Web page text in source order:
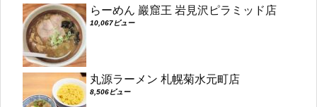
らーめん 巖窟王 岩見沢ピラミッド店
10,067ビュー
丸源ラーメン 札幌菊水元町店
8,506ビュー